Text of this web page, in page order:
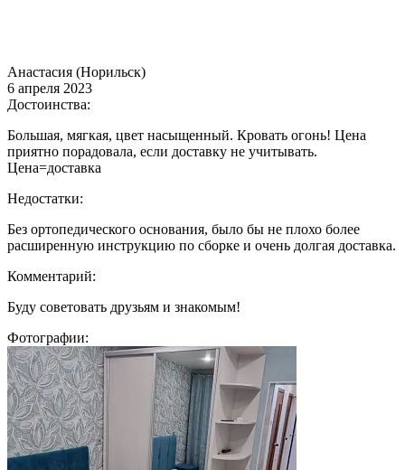
Анастасия (Норильск)
6 апреля 2023
Достоинства:
Большая, мягкая, цвет насыщенный. Кровать огонь! Цена
приятно порадовала, если доставку не учитывать.
Цена=доставка
Недостатки:
Без ортопедического основания, было бы не плохо более
расширенную инструкцию по сборке и очень долгая доставка.
Комментарий:
Буду советовать друзьям и знакомым!
Фотографии: